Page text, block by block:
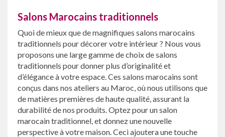
Salons Marocains traditionnels
Quoi de mieux que de magnifiques salons marocains
traditionnels pour décorer votre intérieur ? Nous vous
proposons une large gamme de choix de salons
traditionnels pour donner plus d’originalité et
d’élégance à votre espace. Ces salons marocains sont
conçus dans nos ateliers au Maroc, où nous utilisons que
de matières premières de haute qualité, assurant la
durabilité de nos produits. Optez pour un salon
marocain traditionnel, et donnez une nouvelle
perspective à votre maison. Ceci ajoutera une touche